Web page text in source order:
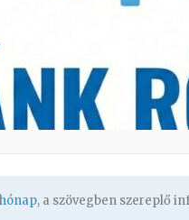
, a szövegben szereplő